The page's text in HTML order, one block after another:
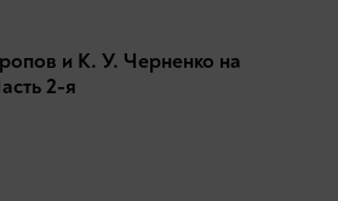
и К. У. Черненко на
2-я